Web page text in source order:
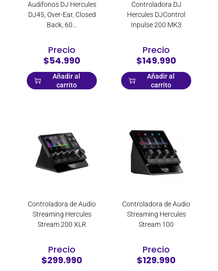
Audifonos DJ Hercules
DJ45, Over-Ear, Closed
Back, 60...
Precio
$54.990
Añadir al
carrito
Controladora DJ
Hercules DJControl
Inpulse 200 MK3
Precio
$149.990
Añadir al
carrito
Controladora de Audio
Streaming Hercules
Stream 200 XLR
Precio
$299.990
Controladora de Audio
Streaming Hercules
Stream 100
Precio
$129.990